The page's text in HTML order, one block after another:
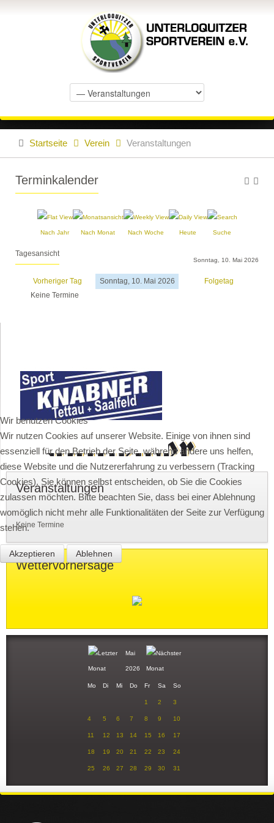
Startseite Verein Veranstaltungen
Terminkalender
Nach Jahr Nach Monat Nach Woche Heute Suche
Tagesansicht
Sonntag, 10. Mai 2026
Vorheriger Tag Sonntag, 10. Mai 2026
Folgetag
Keine Termine
Veranstaltungen
Keine Termine
Wettervorhersage
Mai
2026
Mo Di Mi Do Fr Sa So
1 2 3
4 5 6 7 8 9 10
11 12 13 14 15 16 17
18 19 20 21 22 23 24
25 26 27 28 29 30 31
Wir benutzen Cookies
Wir nutzen Cookies auf unserer Website. Einige von ihnen sind
essenziell für den Betrieb der Seite, während andere uns helfen,
diese Website und die Nutzererfahrung zu verbessern (Tracking
Cookies). Sie können selbst entscheiden, ob Sie die Cookies
zulassen möchten. Bitte beachten Sie, dass bei einer Ablehnung
womöglich nicht mehr alle Funktionalitäten der Seite zur Verfügung
stehen.
Akzeptieren Ablehnen